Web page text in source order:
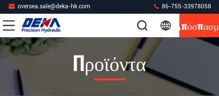
oversea.sale@deka-hk.com 86-755-33978058
Προϊόντα